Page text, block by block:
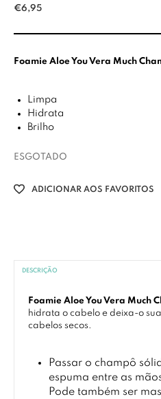
€6,95
Foamie Aloe You Vera Much
Limpa
Hidrata
Brilho
ESGOTADO
ADICIONAR AOS FAVORITOS
DESCRIÇÃO
Foamie Aloe You Vera Much
hidrata o cabelo e deixa-o
cabelos secos.
Passar o champô
espuma entre as
Pode também ser